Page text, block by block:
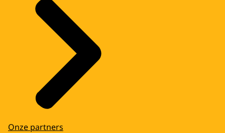
Onze partners